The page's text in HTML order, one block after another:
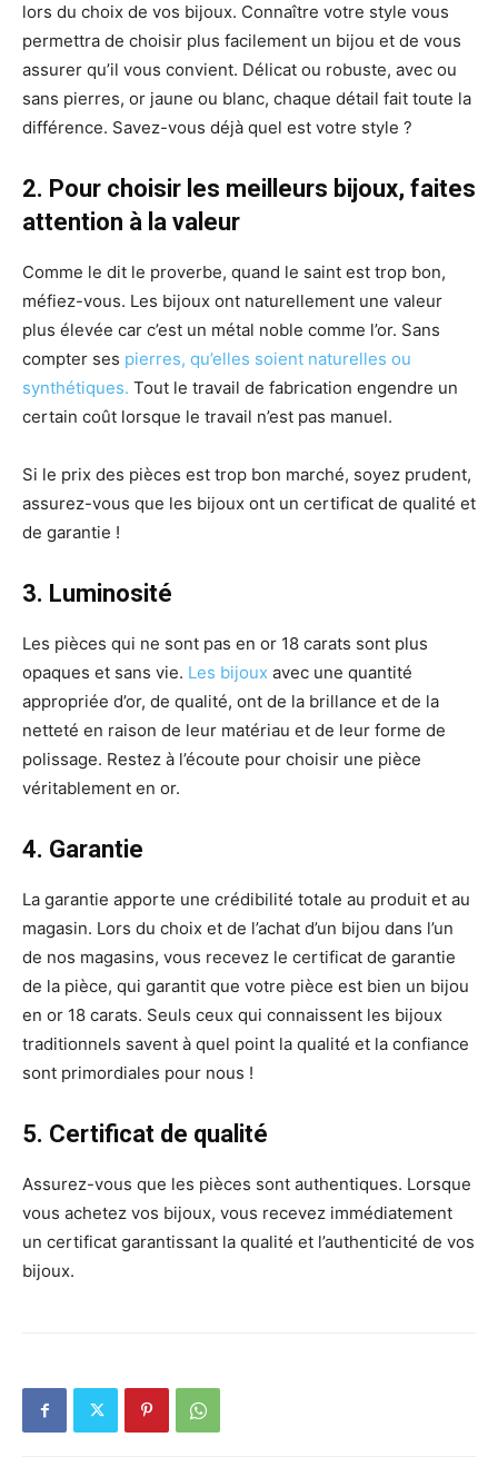
lors du choix de vos bijoux. Connaître votre style vous
permettra de choisir plus facilement un bijou et de vous
assurer qu’il vous convient. Délicat ou robuste, avec ou
sans pierres, or jaune ou blanc, chaque détail fait toute la
différence. Savez-vous déjà quel est votre style ?
2. Pour choisir les meilleurs bijoux, faites
attention à la valeur
Comme le dit le proverbe, quand le saint est trop bon,
méfiez-vous. Les bijoux ont naturellement une valeur
plus élevée car c’est un métal noble comme l’or. Sans
compter ses pierres, qu’elles soient naturelles ou
synthétiques. Tout le travail de fabrication engendre un
certain coût lorsque le travail n’est pas manuel.
Si le prix des pièces est trop bon marché, soyez prudent,
assurez-vous que les bijoux ont un certificat de qualité et
de garantie !
3. Luminosité
Les pièces qui ne sont pas en or 18 carats sont plus
opaques et sans vie. Les bijoux avec une quantité
appropriée d’or, de qualité, ont de la brillance et de la
netteté en raison de leur matériau et de leur forme de
polissage. Restez à l’écoute pour choisir une pièce
véritablement en or.
4. Garantie
La garantie apporte une crédibilité totale au produit et au
magasin. Lors du choix et de l’achat d’un bijou dans l’un
de nos magasins, vous recevez le certificat de garantie
de la pièce, qui garantit que votre pièce est bien un bijou
en or 18 carats. Seuls ceux qui connaissent les bijoux
traditionnels savent à quel point la qualité et la confiance
sont primordiales pour nous !
5. Certificat de qualité
Assurez-vous que les pièces sont authentiques. Lorsque
vous achetez vos bijoux, vous recevez immédiatement
un certificat garantissant la qualité et l’authenticité de vos
bijoux.